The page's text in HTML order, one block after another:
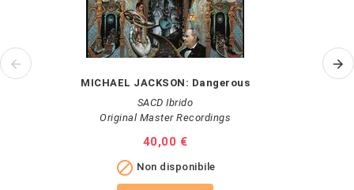
MICHAEL JACKSON: Dangerous
SACD Ibrido
Original Master Recordings
Prezzo
40,00 €
 Non disponibile